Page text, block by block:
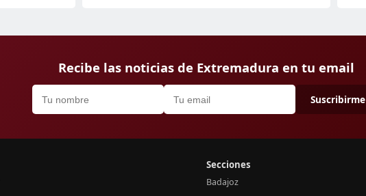
Recibe las noticias de Extremadura en tu email
Suscribirme
Secciones
Badajoz